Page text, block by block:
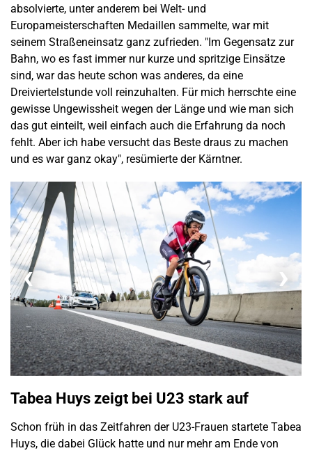
absolvierte, unter anderem bei Welt- und
Europameisterschaften Medaillen sammelte, war mit
seinem Straßeneinsatz ganz zufrieden. "Im Gegensatz zur
Bahn, wo es fast immer nur kurze und spritzige Einsätze
sind, war das heute schon was anderes, da eine
Dreiviertelstunde voll reinzuhalten. Für mich herrschte eine
gewisse Ungewissheit wegen der Länge und wie man sich
das gut einteilt, weil einfach auch die Erfahrung da noch
fehlt. Aber ich habe versucht das Beste draus zu machen
und es war ganz okay", resümierte der Kärntner.
Tabea Huys zeigt bei U23 stark auf
Schon früh in das Zeitfahren der U23-Frauen startete Tabea
Huys, die dabei Glück hatte und nur mehr am Ende von